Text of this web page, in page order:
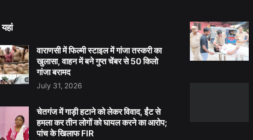
वाराणसी में फिल्मी स्टाइल में गांजा तस्करी का
खुलासा, वाहन में बने गुप्त चेंबर से 50 किलो
गांजा बरामद
July 31, 2026
चेतगंज में गाड़ी हटाने को लेकर विवाद, ईंट से
हमला कर तीन लोगों को घायल करने का आरोप;
पांच के खिलाफ FIR